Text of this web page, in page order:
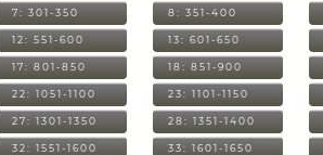
7: 301-350 8: 351-400
12: 551-600 13: 601-650
17: 801-850 18: 851-900
22: 1051-1100 23: 1101-1150
27: 1301-1350 28: 1351-1400
32: 1551-1600 33: 1601-1650